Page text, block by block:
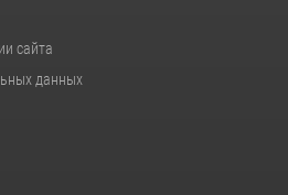
сайта
данных